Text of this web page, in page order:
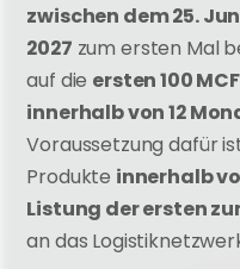
zwischen dem 25.
2027 zum ersten Mal
auf die ersten 100
innerhalb von 12
Voraussetzung dafür
Produkte innerhalb
Listung der ersten
an das